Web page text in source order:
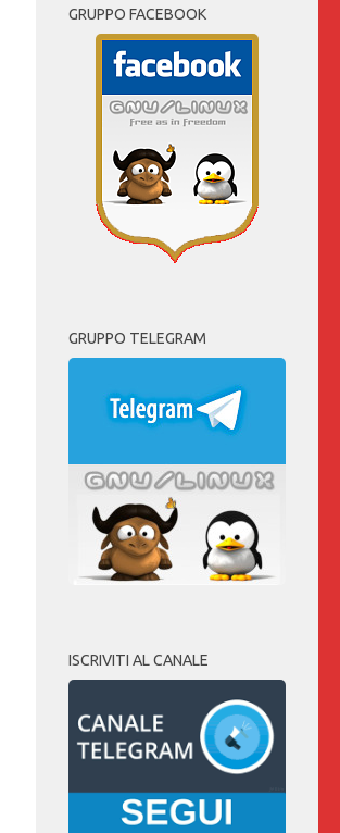
GRUPPO FACEBOOK
GRUPPO TELEGRAM
ISCRIVITI AL CANALE